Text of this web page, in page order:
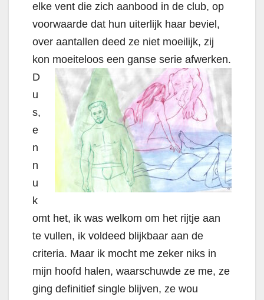
elke vent die zich aanbood in de club, op
voorwaarde dat hun uiterlijk haar beviel,
over aantallen deed ze niet moeilijk, zij
kon moeiteloos een ganse serie afwerken.
D
u
s,
e
n
n
u
k
omt het, ik was welkom om het rijtje aan
te vullen, ik voldeed blijkbaar aan de
criteria. Maar ik mocht me zeker niks in
mijn hoofd halen, waarschuwde ze me, ze
ging definitief single blijven, ze wou